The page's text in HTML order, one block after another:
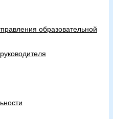
образовательной